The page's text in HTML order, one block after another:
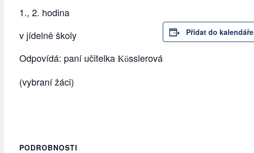
1., 2. hodina
v jídelně školy
Odpovídá: paní učitelka Kösslerová
(vybraní žáci)
Přidat do kalendáře
PODROBNOSTI